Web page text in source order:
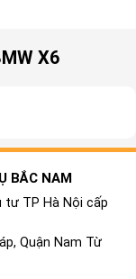
X6
BẮC NAM
tư TP Hà Nội cấp
Quận Nam Từ